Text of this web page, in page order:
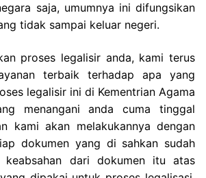
saja, umumnya ini difungsikan
tidak sampai keluar negeri.
proses legalisir anda, kami terus
terbaik terhadap apa yang
legalisir ini di Kementrian Agama
menangani anda cuma tinggal
kami akan melakukannya dengan
dokumen yang di sahkan sudah
dari dokumen itu atas